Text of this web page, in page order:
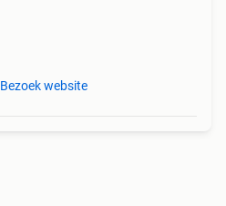
Bezoek website